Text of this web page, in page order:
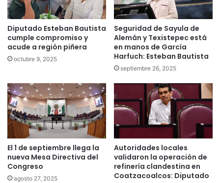
Diputado Esteban Bautista
cumple compromiso y
acude a región piñera
octubre 9, 2025
Seguridad de Sayula de
Alemán y Texistepec está
en manos de García
Harfuch: Esteban Bautista
septiembre 26, 2025
El 1 de septiembre llega la
nueva Mesa Directiva del
Congreso
agosto 27, 2025
Autoridades locales
validaron la operación de
refinería clandestina en
Coatzacoalcos: Diputado